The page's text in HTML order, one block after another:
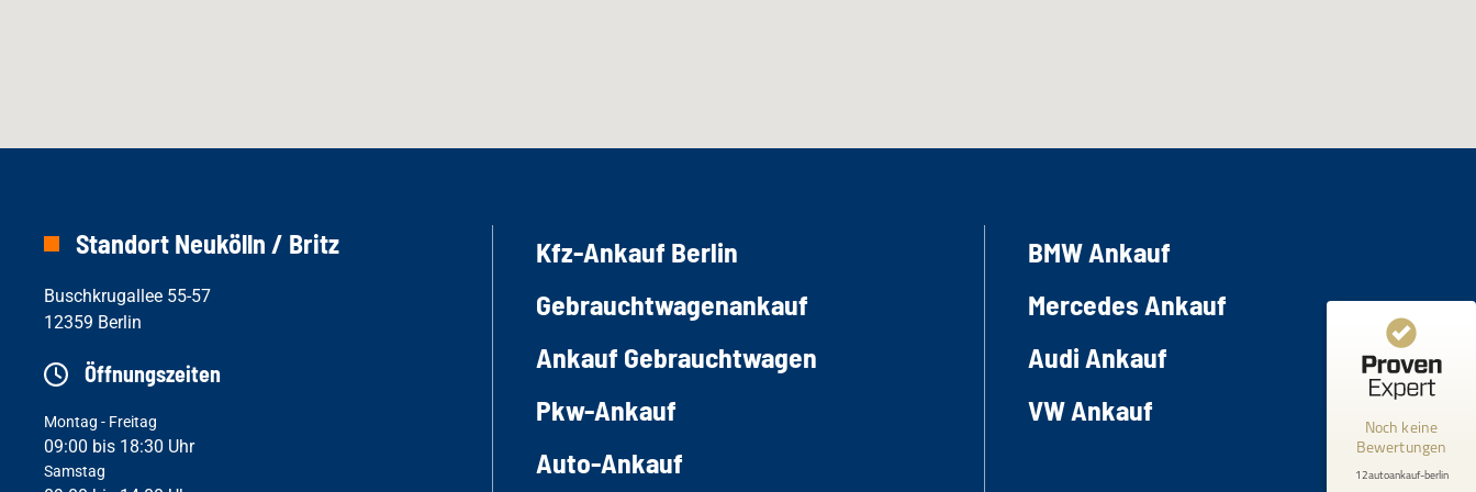
Standort Neukölln / Britz
Buschkrugallee 55-57
12359 Berlin
Öffnungszeiten
Montag - Freitag
09:00 bis 18:30 Uhr
Samstag
Kfz-Ankauf Berlin
Gebrauchtwagenankauf
Ankauf Gebrauchtwagen
Pkw-Ankauf
Auto-Ankauf
BMW Ankauf
Mercedes Ankauf
Audi Ankauf
VW Ankauf
Noch keine
Bewertungen
12autoankauf-berlin
Kundenbewertungen und Erfahrungen zu
12autoankauf-berlin